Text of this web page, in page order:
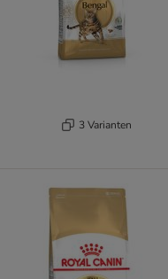
3 Varianten